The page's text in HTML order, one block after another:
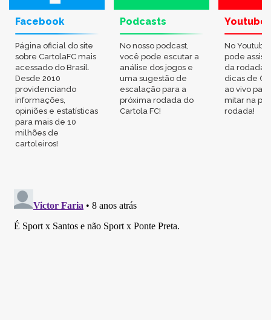
Facebook
Página oficial do site
sobre CartolaFC mais
acessado do Brasil.
Desde 2010
providenciando
informações,
opiniões e estatísticas
para mais de 10
milhões de
cartoleiros!
Podcasts
No nosso podcast,
você pode escutar a
análise dos jogos e
uma sugestão de
escalação para a
próxima rodada do
Cartola FC!
Youtube
No
pode
da rodada,
dicas de
ao vivo
mitar na
rodada!